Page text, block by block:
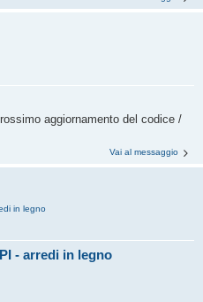
aggiornamento del codice /
Vai al messaggio
in legno
- arredi in legno